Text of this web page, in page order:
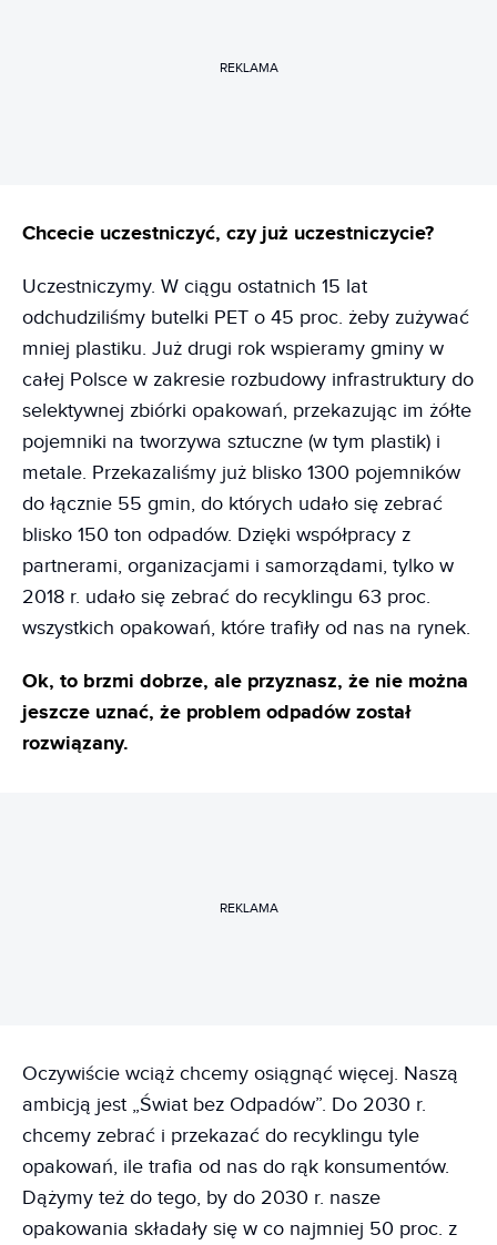
REKLAMA
Chcecie uczestniczyć, czy już uczestniczycie?
Uczestniczymy. W ciągu ostatnich 15 lat
odchudziliśmy butelki PET o 45 proc. żeby zużywać
mniej plastiku. Już drugi rok wspieramy gminy w
całej Polsce w zakresie rozbudowy infrastruktury do
selektywnej zbiórki opakowań, przekazując im żółte
pojemniki na tworzywa sztuczne (w tym plastik) i
metale. Przekazaliśmy już blisko 1300 pojemników
do łącznie 55 gmin, do których udało się zebrać
blisko 150 ton odpadów. Dzięki współpracy z
partnerami, organizacjami i samorządami, tylko w
2018 r. udało się zebrać do recyklingu 63 proc.
wszystkich opakowań, które trafiły od nas na rynek.
Ok, to brzmi dobrze, ale przyznasz, że nie można
jeszcze uznać, że problem odpadów został
rozwiązany.
REKLAMA
Oczywiście wciąż chcemy osiągnąć więcej. Naszą
ambicją jest „Świat bez Odpadów”. Do 2030 r.
chcemy zebrać i przekazać do recyklingu tyle
opakowań, ile trafia od nas do rąk konsumentów.
Dążymy też do tego, by do 2030 r. nasze
opakowania składały się w co najmniej 50 proc. z